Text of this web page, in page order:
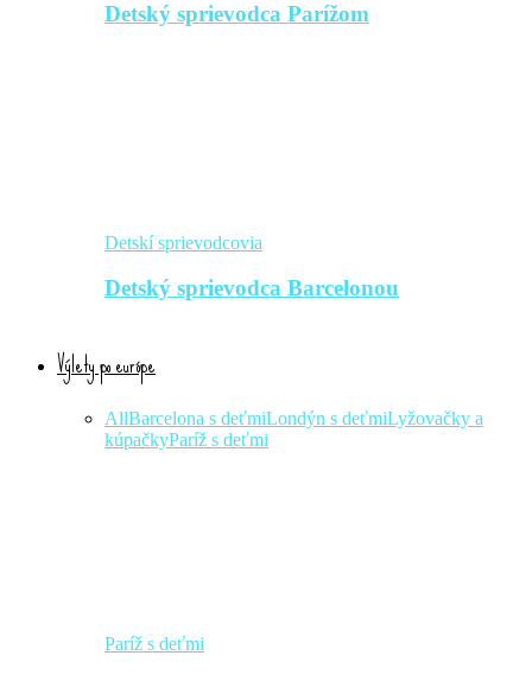
Detský sprievodca Parížom
Detskí sprievodcovia
Detský sprievodca Barcelonou
Výlety po európe
AllBarcelona s deťmiLondýn s deťmiLyžovačky a
kúpačkyParíž s deťmi
Paríž s deťmi